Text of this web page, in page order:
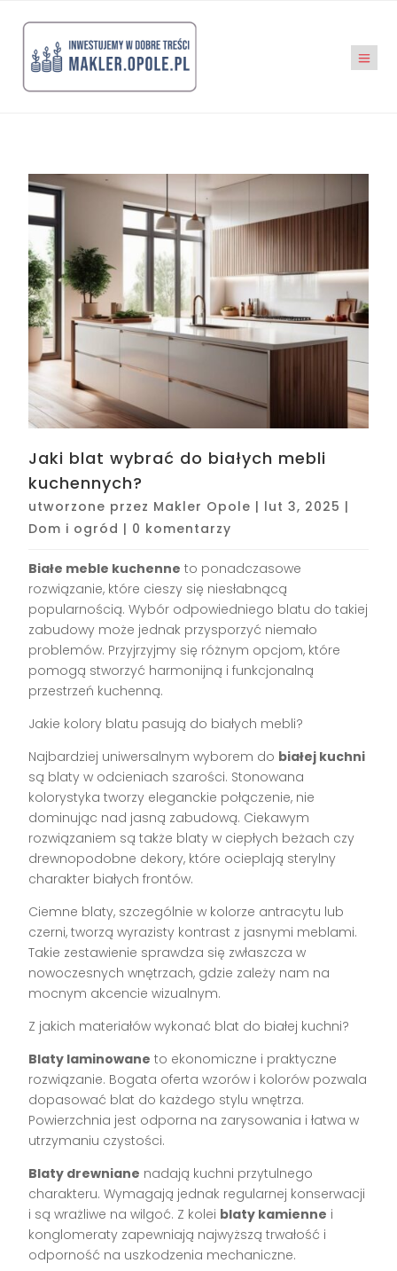
Jaki blat wybrać do białych mebli
kuchennych?
utworzone przez Makler Opole | lut 3, 2025 |
Dom i ogród | 0 komentarzy
Białe meble kuchenne to ponadczasowe
rozwiązanie, które cieszy się niesłabnącą
popularnością. Wybór odpowiedniego blatu do takiej
zabudowy może jednak przysporzyć niemało
problemów. Przyjrzyjmy się różnym opcjom, które
pomogą stworzyć harmonijną i funkcjonalną
przestrzeń kuchenną.
Jakie kolory blatu pasują do białych mebli?
Najbardziej uniwersalnym wyborem do białej kuchni
są blaty w odcieniach szarości. Stonowana
kolorystyka tworzy eleganckie połączenie, nie
dominując nad jasną zabudową. Ciekawym
rozwiązaniem są także blaty w ciepłych beżach czy
drewnopodobne dekory, które ocieplają sterylny
charakter białych frontów.
Ciemne blaty, szczególnie w kolorze antracytu lub
czerni, tworzą wyrazisty kontrast z jasnymi meblami.
Takie zestawienie sprawdza się zwłaszcza w
nowoczesnych wnętrzach, gdzie zależy nam na
mocnym akcencie wizualnym.
Z jakich materiałów wykonać blat do białej kuchni?
Blaty laminowane to ekonomiczne i praktyczne
rozwiązanie. Bogata oferta wzorów i kolorów pozwala
dopasować blat do każdego stylu wnętrza.
Powierzchnia jest odporna na zarysowania i łatwa w
utrzymaniu czystości.
Blaty drewniane nadają kuchni przytulnego
charakteru. Wymagają jednak regularnej konserwacji
i są wrażliwe na wilgoć. Z kolei blaty kamienne i
konglomeraty zapewniają najwyższą trwałość i
odporność na uszkodzenia mechaniczne.